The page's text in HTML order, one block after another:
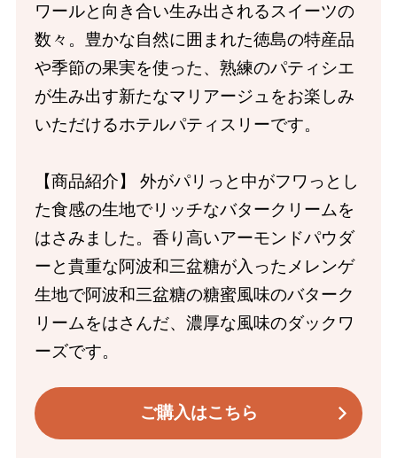
ワールと向き合い生み出されるスイーツの
数々。豊かな自然に囲まれた徳島の特産品
や季節の果実を使った、熟練のパティシエ
が生み出す新たなマリアージュをお楽しみ
いただけるホテルパティスリーです。
【商品紹介】 外がパリっと中がフワっとし
た食感の生地でリッチなバタークリームを
はさみました。香り高いアーモンドパウダ
ーと貴重な阿波和三盆糖が入ったメレンゲ
生地で阿波和三盆糖の糖蜜風味のバターク
リームをはさんだ、濃厚な風味のダックワ
ーズです。
ご購入はこちら